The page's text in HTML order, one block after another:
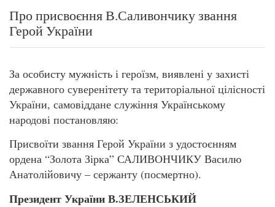
Про присвоєння В.Саливончику звання
Герой України
За особисту мужність і героїзм, виявлені у захисті
державного суверенітету та територіальної цілісності
України, самовіддане служіння Українському
народові постановляю:
Присвоїти звання Герой України з удостоєнням
ордена “Золота Зірка” САЛИВОНЧИКУ Василю
Анатолійовичу – сержанту (посмертно).
Президент України В.ЗЕЛЕНСЬКИЙ